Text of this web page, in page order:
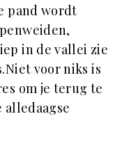
pand wordt
in de vallei zie
voor niks is
om je terug te
alledaagse